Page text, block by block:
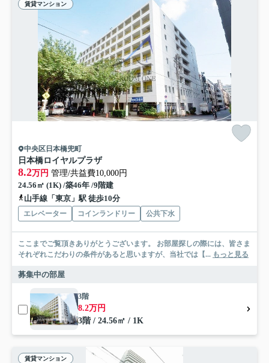
賃貸マンション
中央区日本橋兜町
日本橋ロイヤルプラザ
8.2万円 管理/共益費10,000円
24.56㎡ (1K) /築46年 /9階建
山手線「東京」駅 徒歩10分
エレベーター コインランドリー 公共下水
ここまでご覧頂きありがとうございます。 お部屋探しの際には、皆さま
それぞれこだわりの条件があると思いますが、当社では【... もっと見る
募集中の部屋
3階
8.2万円
3階 / 24.56㎡ / 1K
賃貸マンション